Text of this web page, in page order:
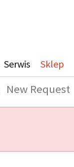
Serwis Sklep
New Request